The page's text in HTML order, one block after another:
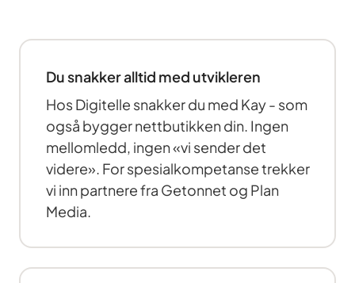
Du snakker alltid med utvikleren
Hos Digitelle snakker du med Kay - som
også bygger nettbutikken din. Ingen
mellomledd, ingen «vi sender det
videre». For spesialkompetanse trekker
vi inn partnere fra Getonnet og Plan
Media.